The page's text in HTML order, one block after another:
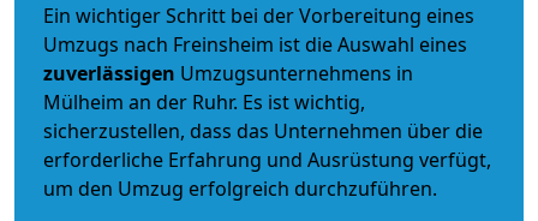
Ein wichtiger Schritt bei der Vorbereitung eines
Umzugs nach Freinsheim ist die Auswahl eines
zuverlässigen Umzugsunternehmens in
Mülheim an der Ruhr. Es ist wichtig,
sicherzustellen, dass das Unternehmen über die
erforderliche Erfahrung und Ausrüstung verfügt,
um den Umzug erfolgreich durchzuführen.